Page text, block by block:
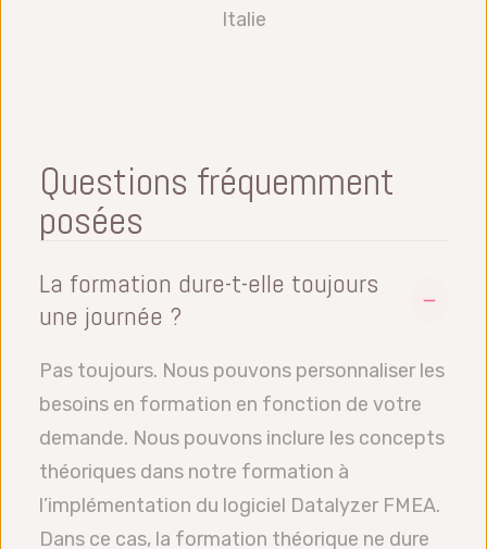
Italie
Questions fréquemment
posées
La formation dure-t-elle toujours
une journée ?
Pas toujours. Nous pouvons personnaliser les
besoins en formation en fonction de votre
demande. Nous pouvons inclure les concepts
théoriques dans notre formation à
l’implémentation du logiciel Datalyzer FMEA.
Dans ce cas, la formation théorique ne dure